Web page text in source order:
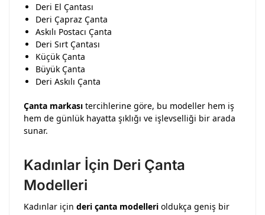
Deri El Çantası
Deri Çapraz Çanta
Askılı Postacı Çanta
Deri Sırt Çantası
Küçük Çanta
Büyük Çanta
Deri Askılı Çanta
Çanta markası tercihlerine göre, bu modeller hem iş
hem de günlük hayatta şıklığı ve işlevselliği bir arada
sunar.
Kadınlar İçin Deri Çanta
Modelleri
Kadınlar için deri çanta modelleri oldukça geniş bir